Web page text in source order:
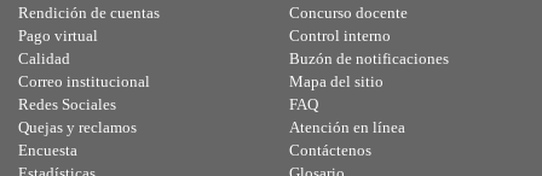
Rendición de cuentas
Pago virtual
Calidad
Concurso docente
Control interno
Buzón de notificaciones
Correo institucional
Redes Sociales
Quejas y reclamos
Encuesta
Mapa del sitio
FAQ
Atención en línea
Contáctenos